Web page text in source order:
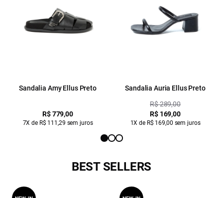
Sandalia Amy Ellus Preto
R$ 779,00
7X de R$ 111,29 sem juros
Sandalia Auria Ellus Preto
R$ 289,00
R$ 169,00
1X de R$ 169,00 sem juros
BEST SELLERS